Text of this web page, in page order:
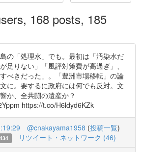
168 posts, 185
の「処理水」でも。最初は「汚染水だ
足りない」「風評対策費が高過ぎ」、
べきだった」。「豊洲市場移転」の論
に。要するに政府には何でも反対。文
か、全共闘の遺産か？
https://t.co/H6ldyd6KZk
@cnakayama1958 (投稿一覧)
リツイート・ネットワーク (46)